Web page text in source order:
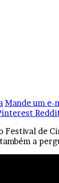
Mande um e-
Festival de
a